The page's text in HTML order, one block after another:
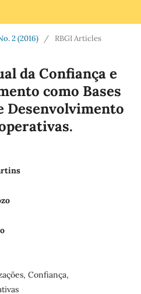
2 (2016) / RBGI Articles
da Confiança e
como Bases
Desenvolvimento
Confiança,